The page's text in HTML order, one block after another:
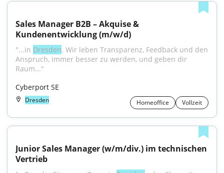
Sales Manager B2B – Akquise &
Kundenentwicklung (m/w/d)
"...in Dresden. Wir leben Transparenz, Feedback und den
Anspruch, immer besser zu werden, und geben dir
Raum..."
Cyberport SE
Dresden Homeoffice Vollzeit
Junior Sales Manager (w/m/div.) im technischen
Vertrieb